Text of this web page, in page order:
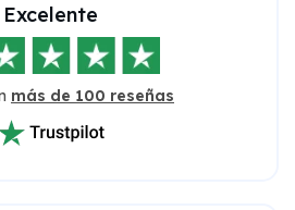
Excelente
más de 100 reseñas